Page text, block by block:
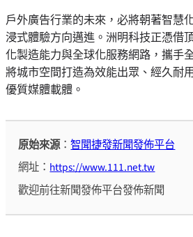
戶外廣告行業的未來，必將朝著智慧
浸式體驗方向邁進。洲明科技正憑借
化製造能力與全球化服務網路，攜手
將城市空間打造為效能出眾、經久耐
優質媒體載體。
原始來源：智聞捷發新聞發佈平台
網址：https://www.111.net.tw
歡迎前往新聞發佈平台發佈新聞